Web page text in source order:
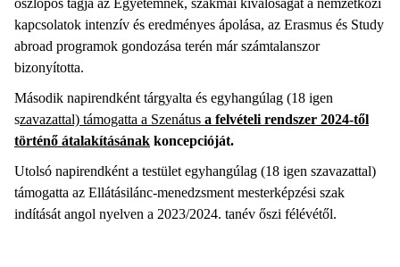
oszlopos tagja az Egyetemnek, szakmai kiválóságát a nemzetközi
kapcsolatok intenzív és eredményes ápolása, az Erasmus és Study
abroad programok gondozása terén már számtalanszor
bizonyította.
Második napirendként tárgyalta és egyhangúlag (18 igen
szavazattal) támogatta a Szenátus a felvételi rendszer 2024-től
történő átalakításának koncepcióját.
Utolsó napirendként a testület egyhangúlag (18 igen szavazattal)
támogatta az Ellátásilánc-menedzsment mesterképzési szak
indítását angol nyelven a 2023/2024. tanév őszi félévétől.